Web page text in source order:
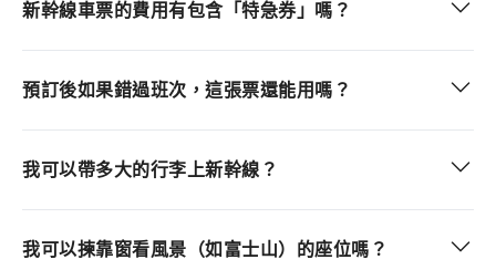
新幹線車票的費用有包含「特急券」嗎？
預訂後如果錯過班次，這張票還能用嗎？
我可以帶多大的行李上新幹線？
我可以揀靠窗看風景（如富士山）的座位嗎？